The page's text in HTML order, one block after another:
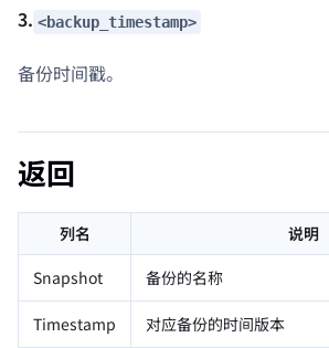
3. <backup_timestamp>
备份时间戳。
返回
列名
说明
Snapshot
备份的名称
Timestamp 对应备份的时间版本